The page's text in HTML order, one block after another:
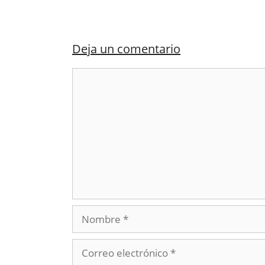
Deja un comentario
Nombre
electrónico